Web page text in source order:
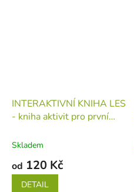
INTERAKTIVNÍ KNIHA LES
- kniha aktivit pro první
Skladem
od 120 Kč
DETAIL